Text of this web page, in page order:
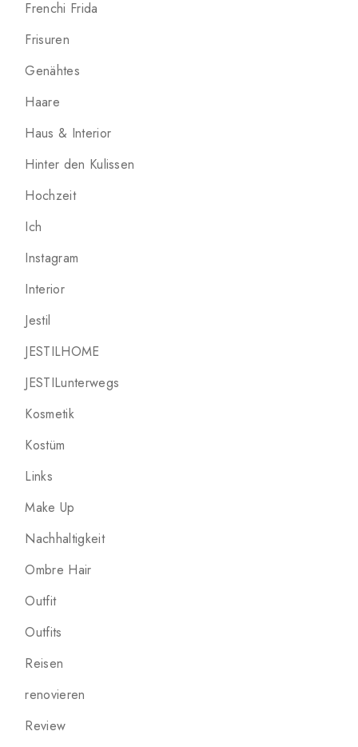
Frenchi Frida
Frisuren
Genähtes
Haare
Haus & Interior
Hinter den Kulissen
Hochzeit
Ich
Instagram
Interior
Jestil
JESTILHOME
JESTILunterwegs
Kosmetik
Kostüm
Links
Make Up
Nachhaltigkeit
Ombre Hair
Outfit
Outfits
Reisen
renovieren
Review